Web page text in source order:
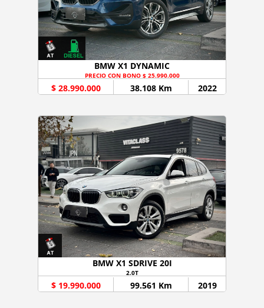
BMW X1 DYNAMIC
PRECIO CON BONO $ 25.990.000
$ 28.990.000 38.108 Km 2022
BMW X1 SDRIVE 20I
2.0T
$ 19.990.000 99.561 Km 2019